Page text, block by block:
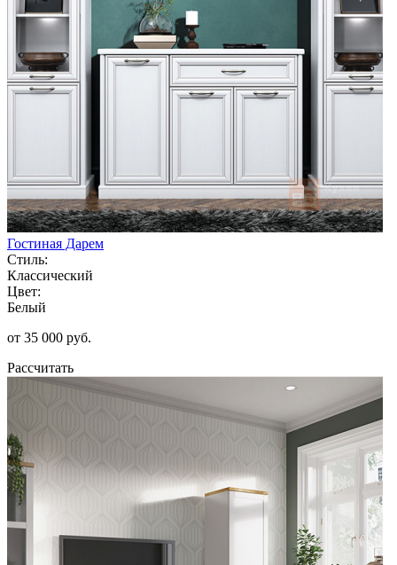
Гостиная Дарем
Стиль:
Классический
Цвет:
Белый
от 35 000 руб.
Рассчитать